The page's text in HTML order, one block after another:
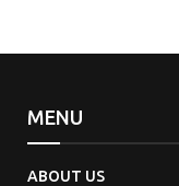
MENU
ABOUT US